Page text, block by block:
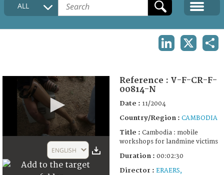
COLLECTIONS DESCRIPTION
ALL
2
ENGLISH
Reference : V-F-CR-F-
00814-N
Date : 11/2004
Country/Region : CAMBODIA
Title : Cambodia : mobile
workshops for landmine victims
Duration : 00:02:30
Director : ERAERS,